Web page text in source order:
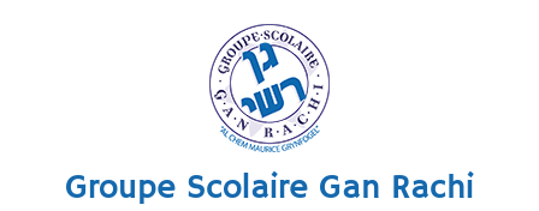
Groupe Scolaire Gan Rachi
Recettes pour Chavouot
fait en classe de